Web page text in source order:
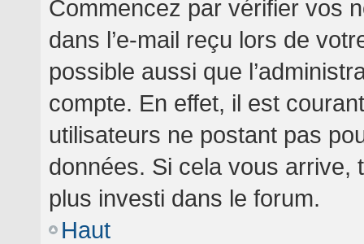
Commencez par vérifier vos
dans l’e-mail reçu lors de
possible aussi que
compte. En effet, il est
utilisateurs ne postant pas
données. Si cela vous
plus investi dans le forum.
Haut